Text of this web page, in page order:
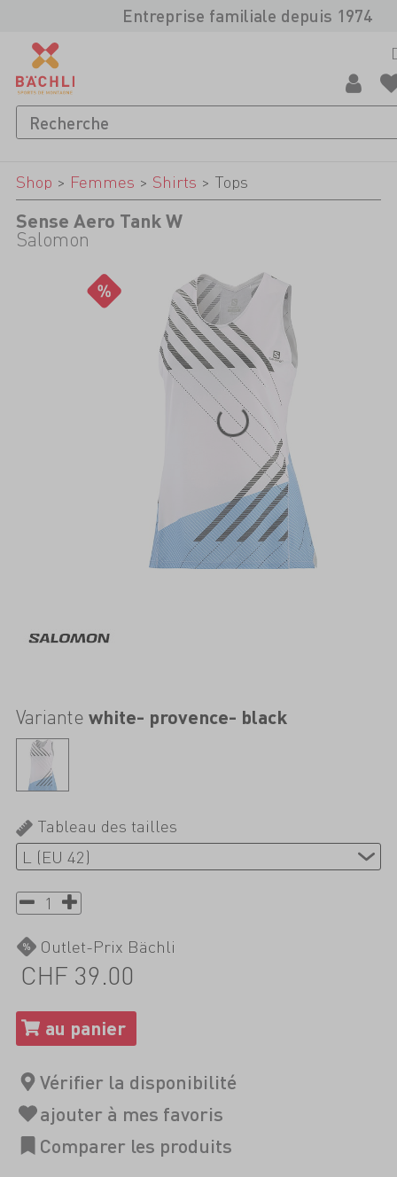
Entreprise familiale depuis 1974
Shop > Femmes > Shirts > Tops
Sense Aero Tank W
Salomon
Variante white- provence- black
Tableau des tailles
Outlet-Prix Bächli
CHF 39.00